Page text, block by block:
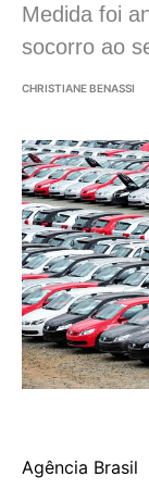
Medida foi
socorro ao
CHRISTIANE BENASSI
Agência Brasil